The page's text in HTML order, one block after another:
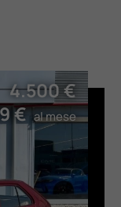
4.500 €
€al mese